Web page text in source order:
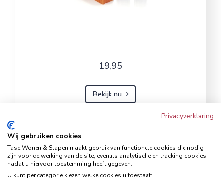
19,95
Bekijk nu
Hoekbank Famanti lichtgrijs
rechts
Hoekbanken
Privacyverklaring
Wij gebruiken cookies
Tase Wonen & Slapen maakt gebruik van functionele cookies die nodig
zijn voor de werking van de site, evenals analytische en tracking‑cookies
nadat u hiervoor toestemming heeft gegeven.
U kunt per categorie kiezen welke cookies u toestaat: